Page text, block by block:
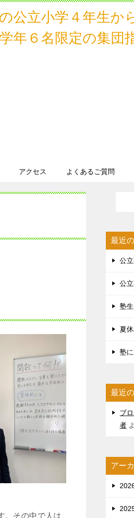
公立小学４年生か
年６名限定の集団
アクセス よくあるご質問
。その中で人は
最近
公
公
塾
夏
塾
最近
ブ
者
アー